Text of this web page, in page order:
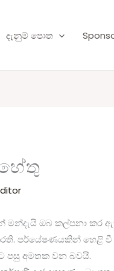
දැනුම් පොත
මන්දැයි ඔබ කල්පනා කර
පර්යේෂණයකින් හෙළි
පසු අමතක වන බවයි.